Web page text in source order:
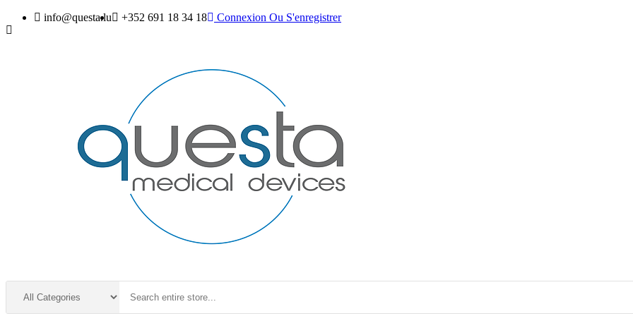
info@questa.lu +352 691 18 34 18 Connexion Ou S'enregistrer